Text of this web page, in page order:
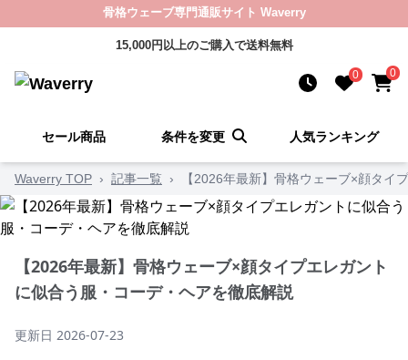
骨格ウェーブ専門通販サイト Waverry
15,000円以上のご購入で送料無料
0 0
セール商品 条件を変更 人気ランキング
Waverry TOP › 記事一覧 › 【2026年最新】骨格ウェーブ×顔タイ
【2026年最新】骨格ウェーブ×顔タイプエレガント
に似合う服・コーデ・ヘアを徹底解説
更新日 2026-07-23